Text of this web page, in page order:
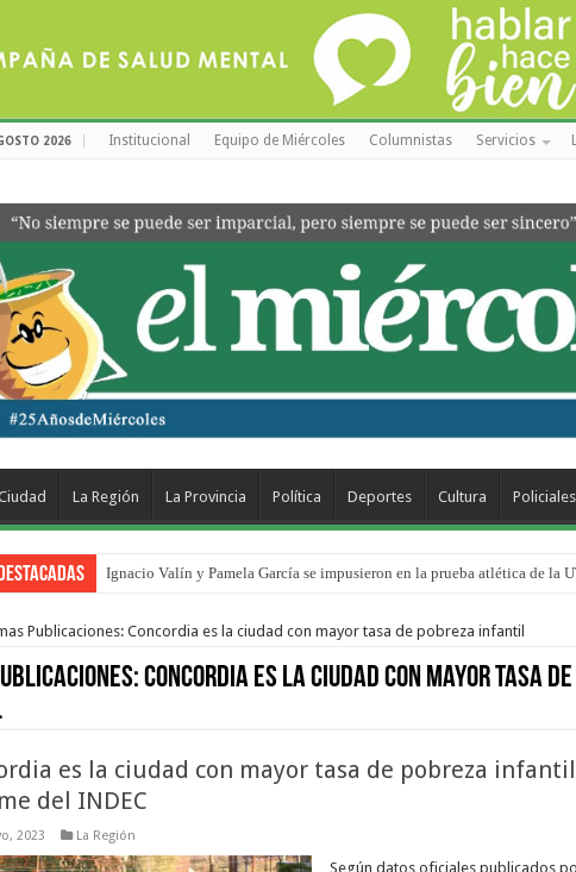
2026 Institucional Equipo de Miércoles Columnistas Servicios
La Región La Provincia Política Deportes Cultura Policiales
Ignacio Valín y Pamela García se impusieron en la prueba atlética de la
Publicaciones: Concordia es la ciudad con mayor tasa de pobreza infantil
Concordia es la ciudad con mayor tasa
es la ciudad con mayor tasa de pobreza
del INDEC
2023 La Región
Según datos oficiales publicados